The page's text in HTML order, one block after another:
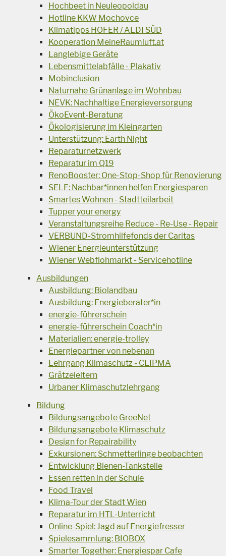
Hochbeet in Neuleopoldau
Hotline KKW Mochovce
Klimatipps HOFER / ALDI SÜD
Kooperation MeineRaumluft.at
Langlebige Geräte
Lebensmittelabfälle - Plakativ
Mobinclusion
Naturnahe Grünanlage im Wohnbau
NEVK: Nachhaltige Energieversorgung
ÖkoEvent-Beratung
Ökologisierung im Kleingarten
Unterstützung: Earth Night
Reparaturnetzwerk
Reparatur im Q19
RenoBooster: One-Stop-Shop für Renovierung
SELF: Nachbar*innen helfen Energiesparen
Smartes Wohnen - Stadtteilarbeit
Tupper your energy
Veranstaltungsreihe Reduce - Re-Use - Repair
VERBUND-Stromhilfefonds der Caritas
Wiener Energieunterstützung
Wiener Webflohmarkt - Servicehotline
Ausbildungen
Ausbildung: Biolandbau
Ausbildung: Energieberater*in
energie-führerschein
energie-führerschein Coach*in
Materialien: energie-trolley
Energiepartner von nebenan
Lehrgang Klimaschutz - CLIPMA
Grätzeleltern
Urbaner Klimaschutzlehrgang
Bildung
Bildungsangebote GreeNet
Bildungsangebote Klimaschutz
Design for Repairability
Exkursionen: Schmetterlinge beobachten
Entwicklung Bienen-Tankstelle
Essen retten in der Schule
Food Travel
Klima-Tour der Stadt Wien
Reparatur im HTL-Unterricht
Online-Spiel: Jagd auf Energiefresser
Spielesammlung: BIOBOX
Smarter Together: Energiespar Cafe